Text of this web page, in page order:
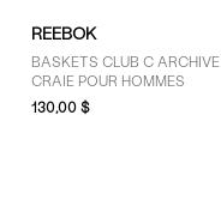
REEBOK
BASKETS CLUB C ARCHIVE
CRAIE POUR HOMMES
130,00 $